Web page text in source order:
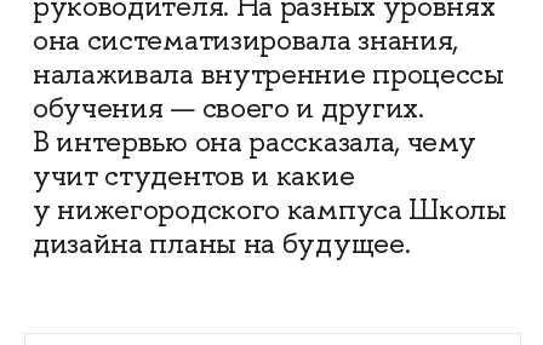
она систематизировала знания,
налаживала внутренние процессы
обучения — своего и других.
В интервью она рассказала, чему
учит студентов и какие
у нижегородского кампуса Школы
дизайна планы на будущее.